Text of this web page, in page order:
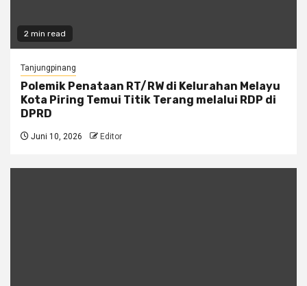
2 min read
Tanjungpinang
Polemik Penataan RT/RW di Kelurahan Melayu
Kota Piring Temui Titik Terang melalui RDP di
DPRD
Juni 10, 2026 Editor